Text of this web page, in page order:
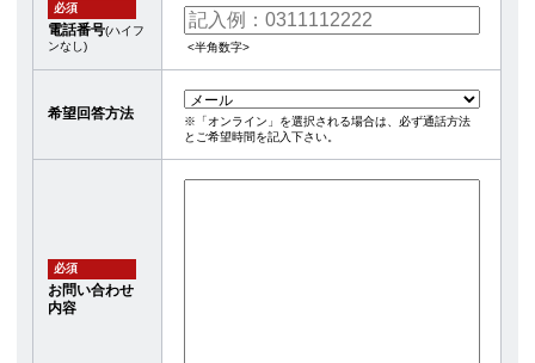
必須
電話番号(ハイフ
ンなし)
<半角数字>
希望回答方法
※「オンライン」を選択される場合は、必ず通話方法
とご希望時間を記入下さい。
必須
お問い合わせ
内容